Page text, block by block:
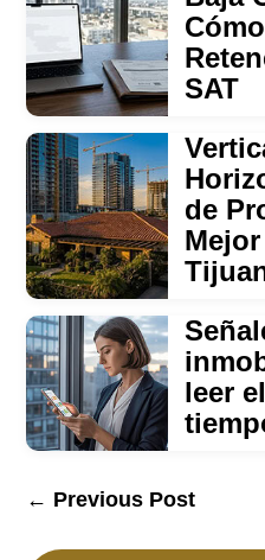
SAT
de
leer
← Previous Post